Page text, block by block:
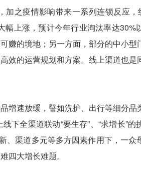
之疫情影响带来一系列连锁反应，
上涨，预计今年行业淘汰率达30%
赚的境地；另一方面，部分的中小型
效的运营规划和方案。线上渠道也是
增速放缓，譬如洗护、出行等细分品
全渠道联动“要生存”、“求增长”的
、渠道多元等多方因素作用下，一众
四大增长难题。